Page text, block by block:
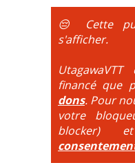
obligatoire.
DH / Gravity : Seule
La montée est
mécanique. La
par des couleurs
tout suspendu et
😔 Cette
s'afficher.
financé que
dons. Pour
votre
blocker)